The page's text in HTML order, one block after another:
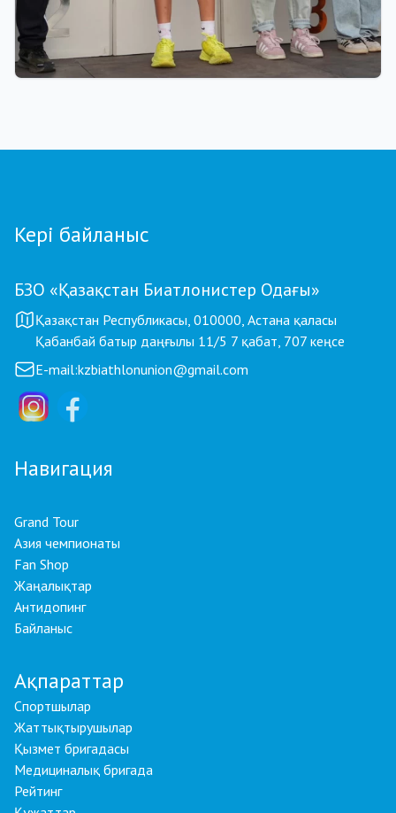
Кері байланыс
БЗО «Қазақстан Биатлонистер Одағы»
Қазақстан Республикасы, 010000, Астана қаласы
Қабанбай батыр даңғылы 11/5 7 қабат, 707 кеңсе
E-mail:kzbiathlonunion@gmail.com
Навигация
Grand Tour
Азия чемпионаты
Fan Shop
Жаңалықтар
Антидопинг
Байланыс
Ақпараттар
Спортшылар
Жаттықтырушылар
Қызмет бригадасы
Медициналық бригада
Рейтинг